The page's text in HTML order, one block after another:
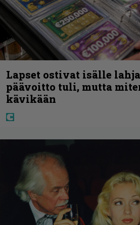
Lapset ostivat isälle
päävoitto tuli, mutta
kävikään